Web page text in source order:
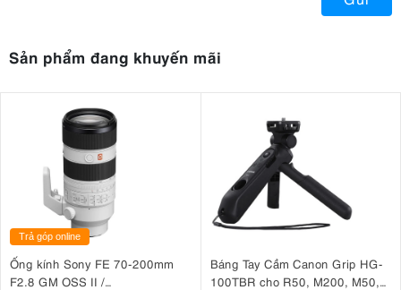
Sản phẩm đang khuyến mãi
Trả góp online
Ống kính Sony FE 70-200mm
F2.8 GM OSS II /
Báng Tay Cầm Canon Grip HG-
100TBR cho R50, M200, M50,